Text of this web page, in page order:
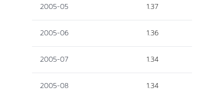
2005-05 1.37
2005-06 1.36
2005-07 1.34
2005-08 1.34